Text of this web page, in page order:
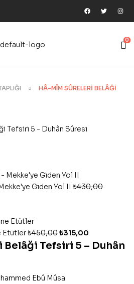
0
HÂ-MÎM SÛRELERI BELÂĞI
Giden Yol II ₺430,00
Etütler₺450,00₺315,00
Tefsiri 5 – Duhân
Ebû Mûsa